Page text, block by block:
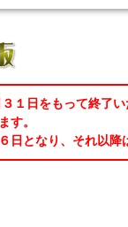
１日をもって終了
す。
日となり、それ以